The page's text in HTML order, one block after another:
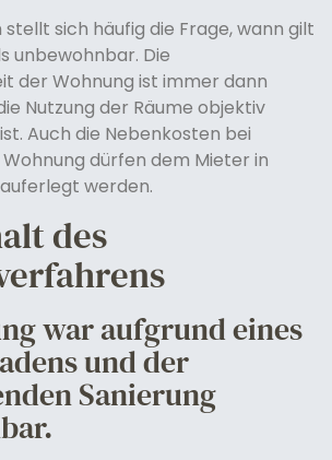
stellt sich häufig die Frage, wann gilt
unbewohnbar. Die
der Wohnung ist immer dann
Nutzung der Räume objektiv
Auch die Nebenkosten bei
dürfen dem Mieter in
werden.
des
war aufgrund eines
und der
Sanierung